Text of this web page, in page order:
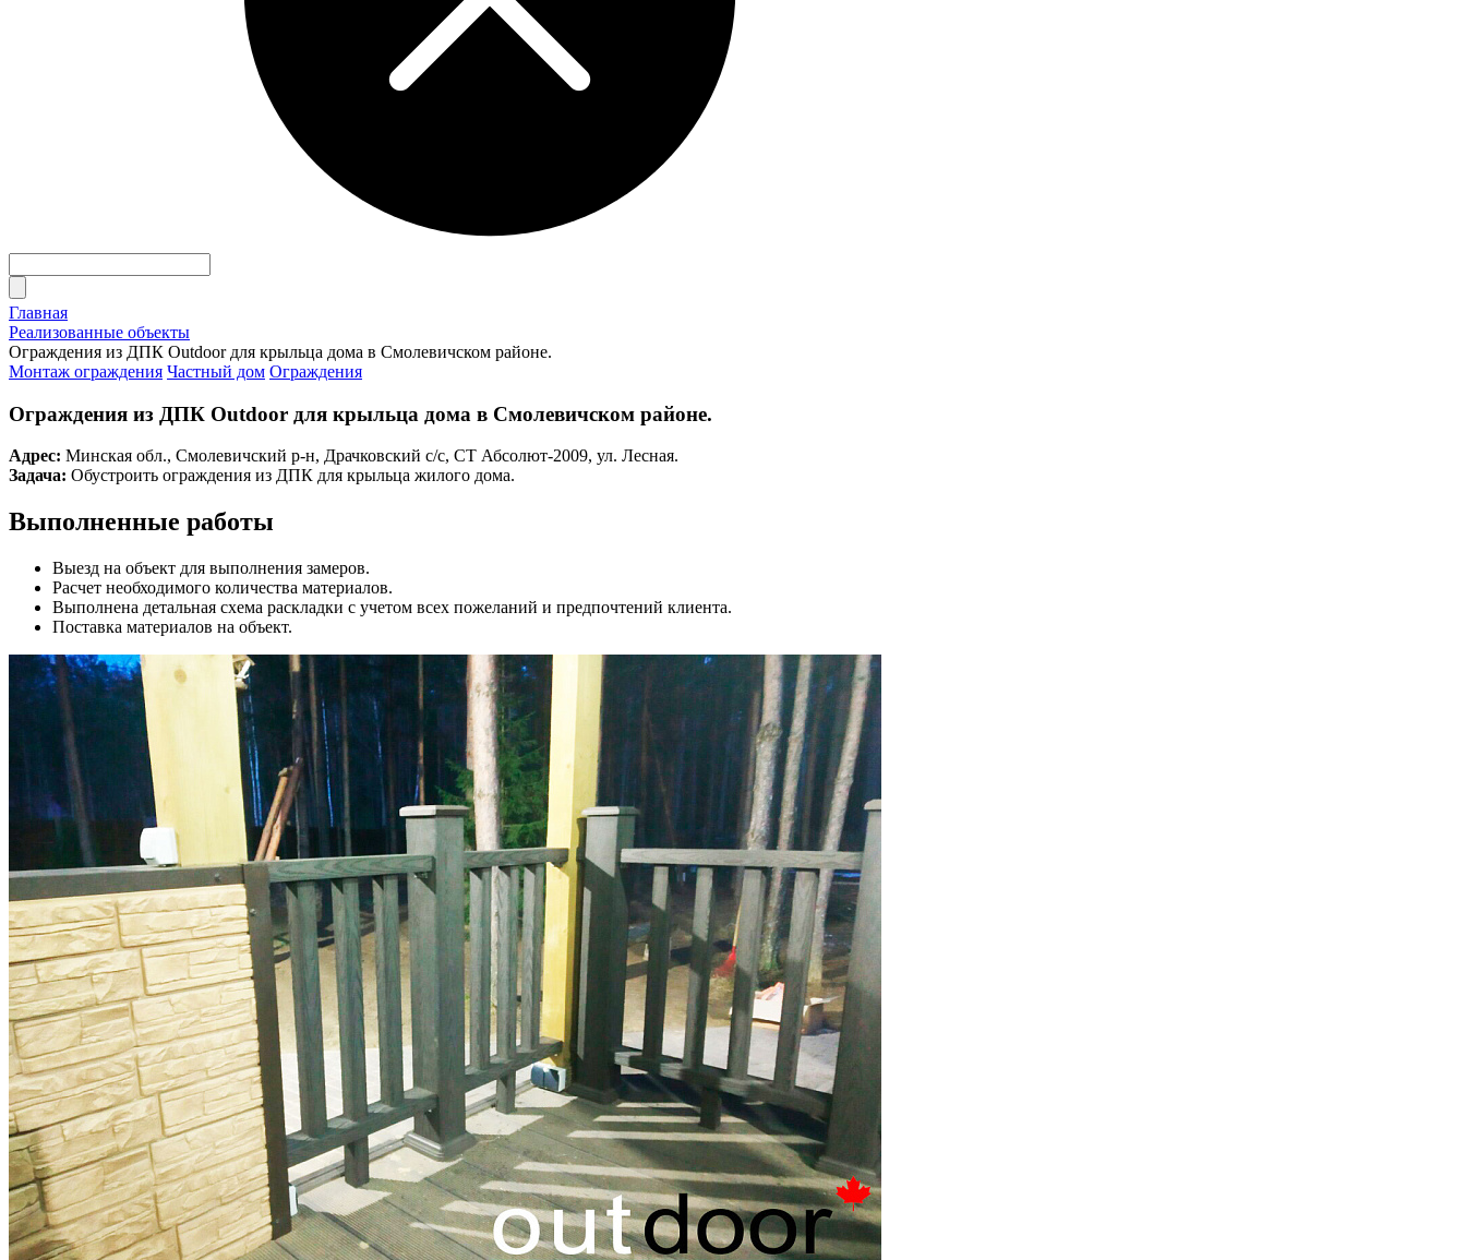
Главная
Реализованные объекты
Ограждения из ДПК Outdoor для крыльца дома в Смолевичском районе.
Монтаж ограждения Частный дом Ограждения
Ограждения из ДПК Outdoor для крыльца дома в Смолевичском районе.
Адрес: Минская обл., Смолевичский р-н, Драчковский с/с, СТ Абсолют-2009, ул. Лесная.
Задача: Обустроить ограждения из ДПК для крыльца жилого дома.
Выполненные работы
Выезд на объект для выполнения замеров.
Расчет необходимого количества материалов.
Выполнена детальная схема раскладки с учетом всех пожеланий и предпочтений клиента.
Поставка материалов на объект.